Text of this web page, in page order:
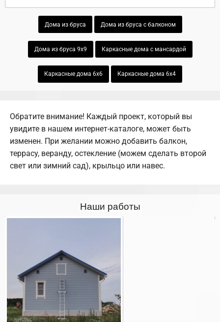
Дома из бруса Дома из бруса с балконом
Дома из бруса 9х9 Каркасные дома с мансардой
Каркасные дома 6х6 Каркасные дома 6х4
Обратите внимание! Каждый проект, который вы
увидите в нашем интернет-каталоге, может быть
изменен. При желании можно добавить балкон,
террасу, веранду, остекление (можем сделать второй
свет или зимний сад), крыльцо или навес.
Наши работы